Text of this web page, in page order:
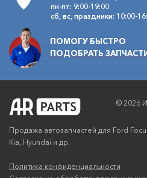
пн-пт: 9:00-19:00
сб, вс, праздники: 10:00-
ПОМОГУ БЫСТРО
ПОДОБРАТЬ
© 2026
Продажа автозапчастей для Ford
Kia, Hyundai и др.
Политика конфиденциальности